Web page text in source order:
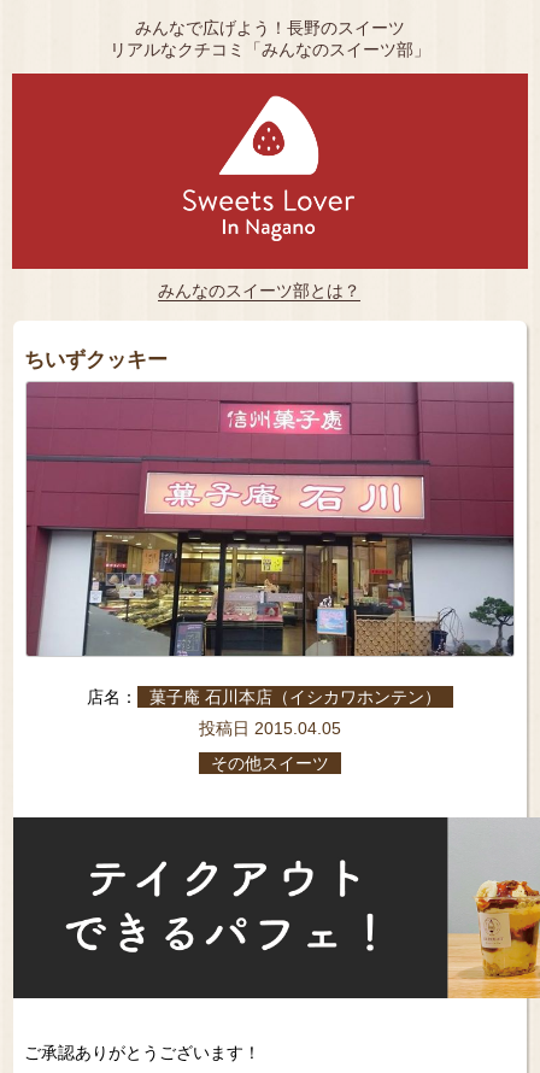
みんなで広げよう！長野のスイーツ
リアルなクチコミ「みんなのスイーツ部」
みんなのスイーツ部とは？
ちいずクッキー
店名： 菓子庵 石川本店（イシカワホンテン）
投稿日 2015.04.05
その他スイーツ
ご承認ありがとうございます！